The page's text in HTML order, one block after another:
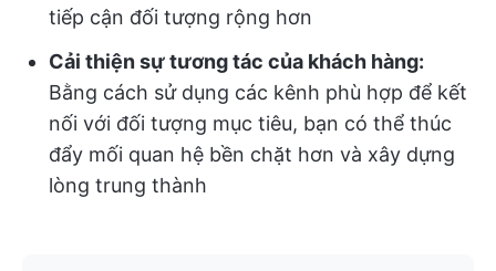
tiếp cận đối tượng rộng hơn
Cải thiện sự tương tác của khách hàng:
Bằng cách sử dụng các kênh phù hợp để kết
nối với đối tượng mục tiêu, bạn có thể thúc
đẩy mối quan hệ bền chặt hơn và xây dựng
lòng trung thành